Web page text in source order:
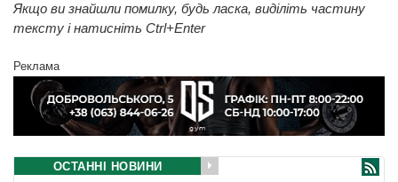
Якщо ви знайшли помилку, будь ласка, виділіть частину
тексту і натисніть Ctrl+Enter
Реклама
ОСТАННІ НОВИНИ